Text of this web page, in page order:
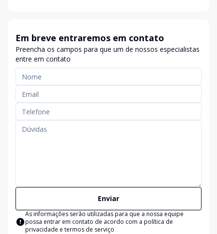
Em breve entraremos em contato
Preencha os campos para que um de nossos especialistas
entre em contato
Enviar
As informações serão utilizadas para que a nossa equipe
possa entrar em contato de acordo com a política de
privacidade e termos de serviço